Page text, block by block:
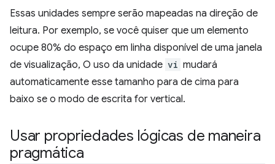
Essas unidades sempre serão mapeadas na direção de
leitura. Por exemplo, se você quiser que um elemento
ocupe 80% do espaço em linha disponível de uma janela
de visualização, O uso da unidade vi mudará
automaticamente esse tamanho para de cima para
baixo se o modo de escrita for vertical.
Usar propriedades lógicas de maneira
pragmática